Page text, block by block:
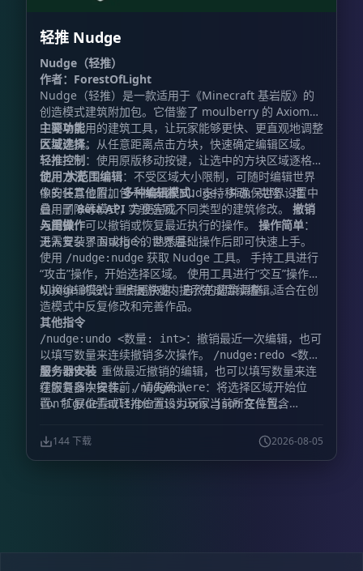
套装。 - `/duel:status`：查看自己是否正在排队。 -
`/duel:help`：查看命令列表。 - `/duel:challenge`：直
接向其他玩家发起挑战。 - `/duel:challengeitem`：获
得无需命令即可打开挑战菜单的物品。 - `/duel:team`：
打开 2v2、3v3 及更大规模的团队比赛菜单。 -
`/duel:teamitem`：获得团队菜单物品。 **管理员命令
** 仅限拥有管理员权限的玩家使用： `/duel:settings`：
打开管理面板，可用于： - 设置大厅出生点。 - 添加、删
除、停用和编辑套装。 - 管理竞技场并添加新的竞技场。
- 设置竞技场自动重置。 - 调整其他系统选项。 **快速开
始** **第一步：设置第一个竞技场** 1. 站在玩家 1 的
出生位置，记下坐标，例如 `100 64 100`。 2. 站在玩家
2 的出生位置，记下坐标，例如 `120 64 100`。 3. 执行
`/duel:settings`，进入“管理竞技场”菜单，为相应套装创
建竞技场。 **第二步：设置地图重置** 为了让竞技场在
每场比赛后自动恢复： 1. 打开 `/duel:settings`。 2. 进
入“管理竞技场”。 3. 为对应竞技场设置自动重置。 **第
三步：添加更多竞技场** 如果希望同时进行多场决斗，
可以在同一个设置菜单中继续添加竞技场。每种套装最多
可以配置 10 个竞技场。 **决斗流程** 1. 玩家打开可视
化菜单。 2. 在分页显示的箱子界面中选择套装。 3. 预览
套装内容。 4. 点击确认并加入队列。 5. 等待其他玩家或
团队加入相同队列。 6. 匹配成功后，参赛者会被传送到
可用竞技场。 7. 比赛开始前进行 5 秒倒计时，倒计时期
对手死亡或断开连接时，系统判定胜者。 10. 竞技场地形
自动恢复。 11. 双方玩家返回大厅或原先的位置，并恢复
轻推 Nudge
Nudge（轻推）
作者：ForestOfLight
Nudge（轻推）是一款适用于《Minecraft 基岩版》的
创造模式建筑附加包。它借鉴了 moulberry 的 Axiom
中简单实用的建筑工具，让玩家能够更快、更直观地调整
大型建筑。
主要功能
区域选择：从任意距离点击方块，快速确定编辑区域。
轻推控制：使用原版移动按键，让选中的方块区域逐格移
动。大范围编辑：不受区域大小限制，可随时编辑世界
中的任意位置。多种编辑模式：支持移动、克隆、堆
叠、删除等模式，方便完成不同类型的建筑修改。 撤销
与重做：可以撤销或恢复最近执行的操作。 操作简单：
无需复杂界面或指令，熟悉基础操作后即可快速上手。
使用方法
像安装其他附加包一样安装 Nudge，并确保世界设置中
启用了Beta API 实验选项。
入门操作
进入安装了 Nudge 的世界后：
使用 /nudge:nudge 获取 Nudge 工具。 手持工具进行
“攻击”操作，开始选择区域。 使用工具进行“交互”操作，
切换编辑模式。 根据游戏内提示完成后续编辑。
Nudge 的设计重点是快速、自然的建筑调整，适合在创
造模式中反复修改和完善作品。
其他指令
/nudge:undo <数量: int>：撤销最近一次编辑，也可
以填写数量来连续撤销多次操作。
/nudge:redo <数
量: int>：重做最近撤销的编辑，也可以填写数量来连
续恢复多次操作。/nudge:here：将选择区域开始位
置、扩展位置或轻推位置设为玩家当前所在位置。
服务器安装
在服务器中安装前，请先确认
config/default/permissions.json文件包含
加。完成后，Nudge 的服务器安装方式与其他附加包相
同。
144 下载 2026-08-05